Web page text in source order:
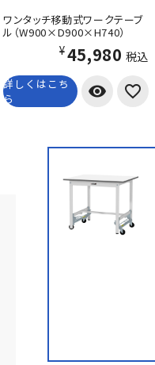
ワンタッチ移動式ワークテーブ
ル（W900×D900×H740）
¥45,980 税込
詳しくはこち
ら
visibility